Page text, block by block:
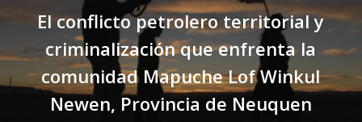
El conflicto petrolero territorial y
criminalización que enfrenta la
comunidad Mapuche Lof Winkul
Newen, Provincia de Neuquen